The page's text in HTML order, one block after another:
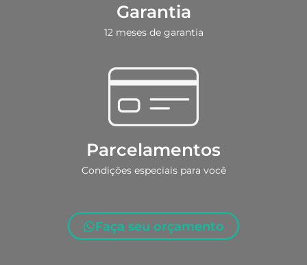
Garantia
12 meses de garantia
Parcelamentos
Condições especiais para você
Faça seu orçamento